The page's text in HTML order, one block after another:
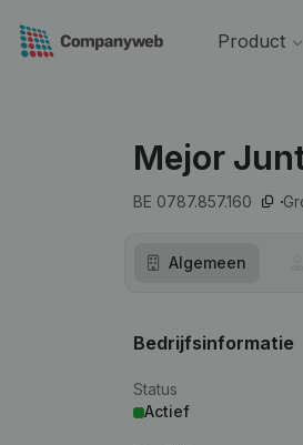
Product
Mejor
BE 0787.857.160
Algemeen
Bedrijfsinformatie
Status
Actief